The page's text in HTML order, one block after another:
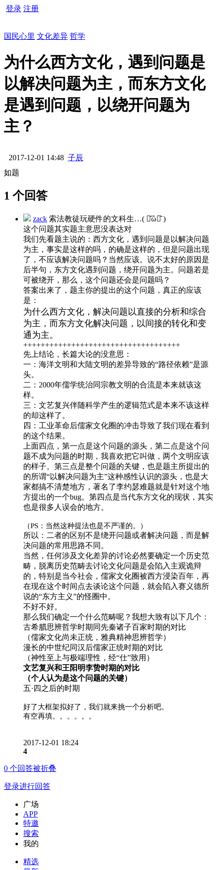
登录 注册
国民心里 文化差异 哲学
为什么西方文化，遇到问题是
以解决问题为主，而东方文化
是遇到问题，以绕开问题为
主？
2017-12-01 14:48 子辰
如题
1 个回答
zack 索法教徒玩硬件的文科生…( ･᷄ὢ･᷅ )
这个问题其实题主意思没表达对
我们先看题主说的：西方文化，遇到问题是以解决问题
为主，事实是这样的吗，的确是这样的，但是问题出现
了，不应该解决问题吗？当然应该。说不太好的原因是
后半句，东方文化遇到问题，绕开问题为主。问题若是
可被绕开，那么，这个问题还会是问题吗？
答案出来了，题主你的提出的这个问题，真正的应该
是：
为什么西方文化，解决问题以直接的分析和综合
为主， 而东方文化解决问题，以间接的转化和变
通为主。
++++++++++++++++++++++++++++++++++++
先上结论，长篇大论的没意思：
一：海洋文明和大陆文明的差异导致的“路径依赖”是源
头。
二：2000年儒学统治同宗教文明的合流是本来就该这
样。
三：文艺复兴伴随科学产生的逻辑范式是本来不该这样
的却这样了。
四：工业革命后儒家文化圈的冲击导致了我们现在看到
的这个结果。
上面四点，第一点是这个问题的源头，第二点是这个问
题不成为问题的时期，我喜欢把它叫做，两个文明应该
的样子。第三点是整个问题的关键，也是题主所提出的
的所谓“以解决问题为主”这种感性认识的源头，也是大
家都搞不清楚地方，著名了李约瑟难题就是针对这个地
方提出的一个bug。第四点是当代东方文化的现状，其实
也是很多人误会的地方。
（PS：当然这种提法也是不严谨的。）
所以：二者的区别不是绕开问题或者解决问题，而是解
决问题的常用思路不同。
当然，任何涉及文化差异的讨论必然要确定一个历史范
畴，脱离历史范畴去讨论文化问题是会陷入主观诡辩
的，特别是当今社会，儒家文化圈被西方浸染百年，再
在现在这个时间点去谈论这个问题，就会陷入赛义德所
说的“东方主义”的怪圈中。
不好不好。
那么我们确定一个什么范畴呢？我想大致有以下几个：
古希腊思辨哲学时期同先秦诸子百家时期的对比
（儒家文化尚未正统，雅典精神思辨哲学）
漫长的中世纪同汉后儒家正统时期的对比
（神性至上与极端理性，经“仕”致用）
文艺复兴和王阳明李贽时期的对比
（个人认为是这个问题的关键）
五·四之后的时期
好了大框架拟好了，我们就来挑一个分析吧。
有空再填。。。。。。
2017-12-01 18:24
4
0 个回答被折叠
登录进行回答
广场
APP
特邀
搜索
我的
精选